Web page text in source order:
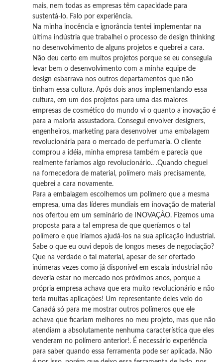
mais, nem todas as empresas têm capacidade para
sustentá-lo. Falo por experiência.
Na minha inocência e ignorância tentei implementar na
última indústria que trabalhei o processo de design thinking
no desenvolvimento de alguns projetos e quebrei a cara.
Não deu certo em muitos projetos porque se eu conseguia
levar bem o desenvolvimento com a minha equipe de
design esbarrava nos outros departamentos que não
tinham essa cultura. Após dois anos implementando essa
cultura, em um dos projetos para uma das maiores
empresas de cosmético do mundo vi o quanto a inovação é
para a maioria assustadora. Consegui envolver designers,
engenheiros, marketing para desenvolver uma embalagem
revolucionária para o mercado de perfumaria. O cliente
comprou a idéia, minha empresa também e parecia que
realmente faríamos algo revolucionário.. .Quando cheguei
na fornecedora de material, polímero mais precisamente,
quebrei a cara novamente.
Para a embalagem escolhemos um polímero que a mesma
empresa, uma das líderes mundiais em inovação de material
nos ofertou em um seminário de INOVAÇÂO. Fizemos uma
proposta para a tal empresa de que queríamos o tal
polímero e que iríamos ajudá-los na sua aplicação industrial.
Sabe o que eu ouvi depois de longos meses de negociação?
Que na verdade o tal material, apesar de ser ofertado
inúmeras vezes como já disponível em escala industrial não
deveria estar no mercado nos próximos anos, porque a
própria empresa achava que era muito revolucionário e não
teria muitas aplicações! Um representante deles veio do
Canadá só para me mostrar outros polímeros que ele
achava que ficariam melhores no meu projeto, mas que não
atendiam a absolutamente nenhuma característica que eles
venderam no polímero anterior!. É necessário experiência
para saber quando essa ferramenta pode ser aplicada. Não